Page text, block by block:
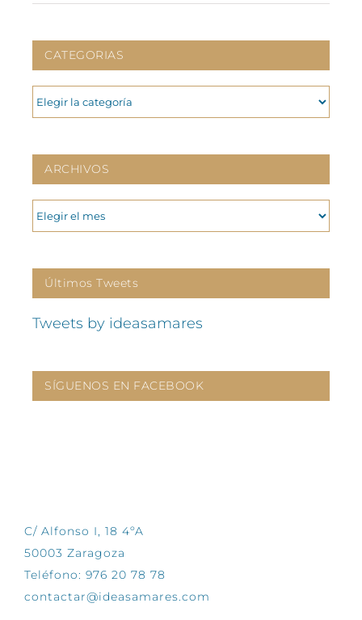
CATEGORIAS
CATEGORIAS
ARCHIVOS
ARCHIVOS
Últimos Tweets
Tweets by ideasamares
SÍGUENOS EN FACEBOOK
C/ Alfonso I, 18 4ºA
50003 Zaragoza
Teléfono: 976 20 78 78
contactar@ideasamares.com